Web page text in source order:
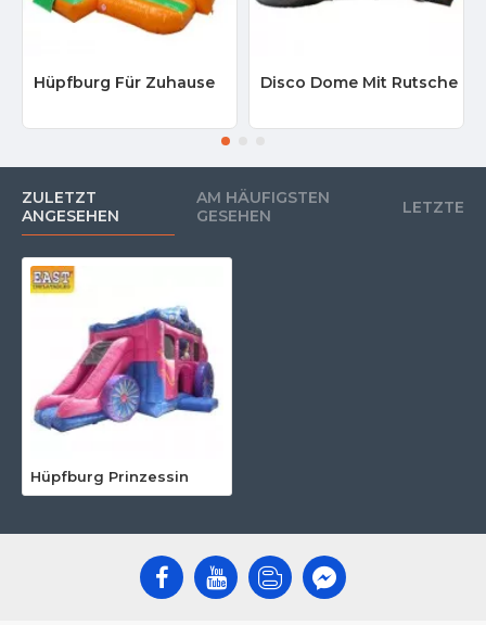
Hüpfburg Für Zuhause Disco Dome Mit Rutsche
ZULETZT
ANGESEHEN
AM HÄUFIGSTEN
GESEHEN
LETZTE
Hüpfburg Prinzessin